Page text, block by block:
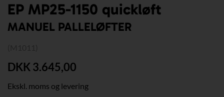
EP MP25-1150 quickløft
MANUEL PALLELØFTER
DKK 3.645,00
Ekskl. moms og levering